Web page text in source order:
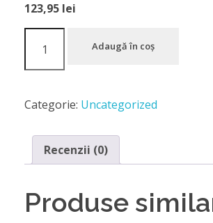
123,95 lei
Adaugă în coș
Categorie: Uncategorized
Recenzii (0)
Produse